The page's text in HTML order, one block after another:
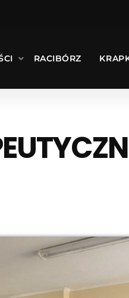
RACIBÓRZ